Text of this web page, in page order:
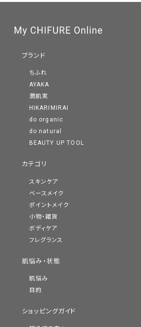
ブランド
ちふれ
AYAKA
潤肌実
HIKARIMIRAI
do organic
do natural
BEAUTY UP TOOL
カテゴリ
スキンケア
ベースメイク
ポイントメイク
小物・雑貨
ボディケア
フレグランス
肌悩み・状態
肌悩み
目的
ショッピングガイド